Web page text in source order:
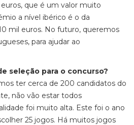
que é um valor muito
a nível ibérico é o da
mil euros. No futuro, queremos
para ajudar ao
seleção para o concurso?
ter cerca de 200 candidatos do
não vão estar todos
foi muito alta. Este foi o ano
25 jogos. Há muitos jogos